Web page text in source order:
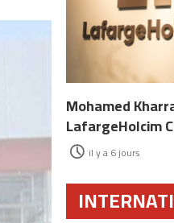
Mohamed
LafargeHolcim
il y a 6 jours